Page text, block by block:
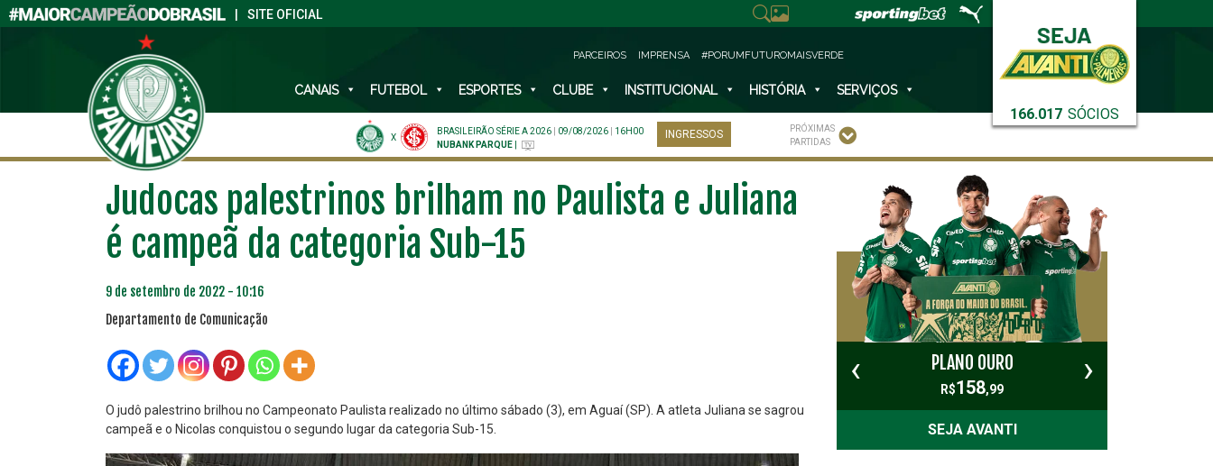
SITE OFICIAL
166.017 SÓCIOS
PARCEIROS IMPRENSA #PORUMFUTUROMAISVERDE
CANAIS FUTEBOL ESPORTES CLUBE INSTITUCIONAL HISTÓRIA SERVIÇOS
X
BRASILEIRÃO SÉRIE A 2026 09/08/2026
16H00
NUBANK PARQUE
INGRESSOS
PRÓXIMAS
PARTIDAS
Judocas palestrinos brilham no Paulista e Juliana
é campeã da categoria Sub-15
9 de setembro de 2022 - 10:16
Departamento de Comunicação
O judô palestrino brilhou no Campeonato Paulista realizado no último sábado (3), em Aguaí (SP). A atleta Juliana se sagrou
campeã e o Nicolas conquistou o segundo lugar da categoria Sub-15.
PLANO PRATA
46
PLANO OURO
R$158,99
‹ ›
SEJA AVANTI